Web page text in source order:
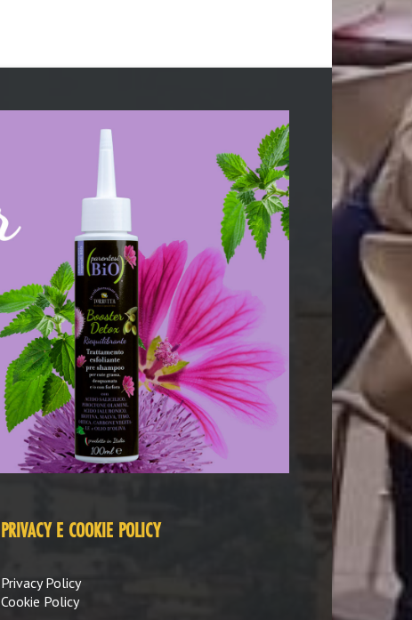
PRIVACY E COOKIE POLICY
Privacy Policy
Cookie Policy